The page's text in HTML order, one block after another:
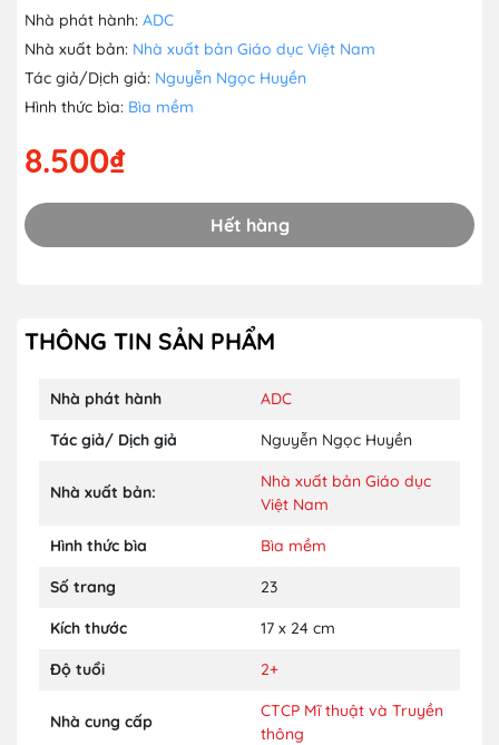
Nhà phát hành: ADC
Nhà xuất bản: Nhà xuất bản Giáo dục Việt Nam
Tác giả/Dịch giả: Nguyễn Ngọc Huyền
Hình thức bìa: Bìa mềm
8.500₫
Hết hàng
THÔNG TIN SẢN PHẨM
Nhà phát hành ADC
Tác giả/ Dịch giả Nguyễn Ngọc Huyền
Nhà xuất bản:
Nhà xuất bản Giáo dục
Việt Nam
Hình thức bìa Bìa mềm
Số trang 23
Kích thước 17 x 24 cm
Độ tuổi 2+
Nhà cung cấp
CTCP Mĩ thuật và Truyền
thông